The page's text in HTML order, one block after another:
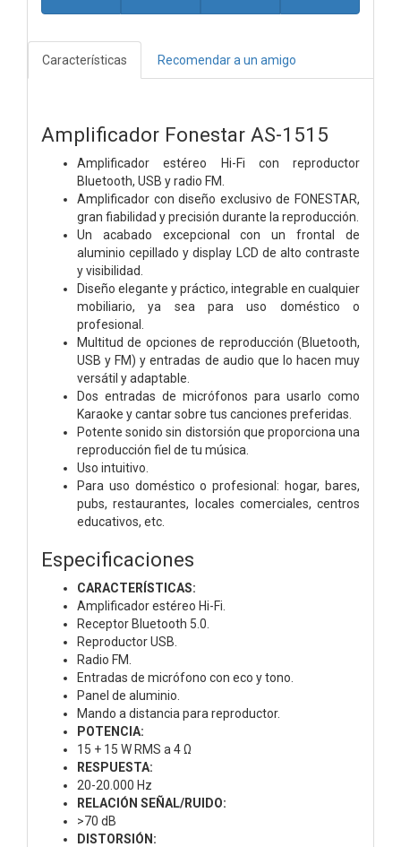
Características Recomendar a un amigo
Amplificador Fonestar AS-1515
Amplificador estéreo Hi-Fi con reproductor
Bluetooth, USB y radio FM.
Amplificador con diseño exclusivo de FONESTAR,
gran fiabilidad y precisión durante la reproducción.
Un acabado excepcional con un frontal de
aluminio cepillado y display LCD de alto contraste
y visibilidad.
Diseño elegante y práctico, integrable en cualquier
mobiliario, ya sea para uso doméstico o
profesional.
Multitud de opciones de reproducción (Bluetooth,
USB y FM) y entradas de audio que lo hacen muy
versátil y adaptable.
Dos entradas de micrófonos para usarlo como
Karaoke y cantar sobre tus canciones preferidas.
Potente sonido sin distorsión que proporciona una
reproducción fiel de tu música.
Uso intuitivo.
Para uso doméstico o profesional: hogar, bares,
pubs, restaurantes, locales comerciales, centros
educativos, etc.
Especificaciones
CARACTERÍSTICAS:
Amplificador estéreo Hi-Fi.
Receptor Bluetooth 5.0.
Reproductor USB.
Radio FM.
Entradas de micrófono con eco y tono.
Panel de aluminio.
Mando a distancia para reproductor.
POTENCIA:
15 + 15 W RMS a 4 Ω
RESPUESTA:
20-20.000 Hz
RELACIÓN SEÑAL/RUIDO:
>70 dB
DISTORSIÓN: